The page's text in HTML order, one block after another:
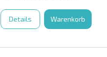
Details Warenkorb